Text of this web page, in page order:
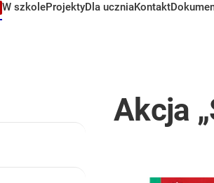
W szkoleProjektyDla uczniaKontakt
Akcja